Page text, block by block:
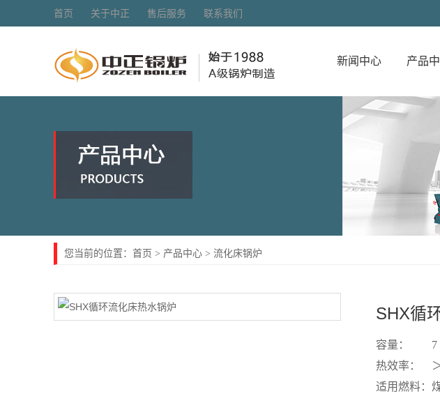
首页 关于中正 售后服务 联系我们
新闻中心 产品
您当前的位置： 首页 > 产品中心 > 流化床锅炉
SHX循
容量：
7
热效率：
适用燃料：